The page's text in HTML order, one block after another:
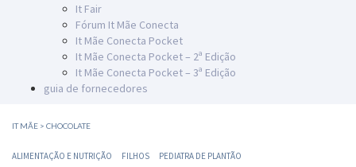
It Fair
Fórum It Mãe Conecta
It Mãe Conecta Pocket
It Mãe Conecta Pocket – 2ª Edição
It Mãe Conecta Pocket – 3ª Edição
guia de fornecedores
IT MÃE > CHOCOLATE
ALIMENTAÇÃO E NUTRIÇÃO FILHOS PEDIATRA DE PLANTÃO